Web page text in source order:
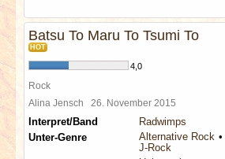
Batsu To Maru To Tsumi To
HOT
4,0
Rock
Alina Jensch 26. November 2015
Interpret/Band
Radwimps
Unter-Genre
Alternative Rock
J-Rock